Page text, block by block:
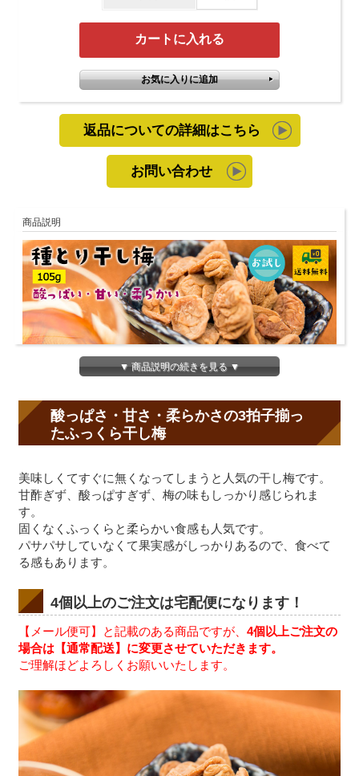
返品についての詳細はこちら
お問い合わせ
商品説明
▼ 商品説明の続きを見る ▼
酸っぱさ・甘さ・柔らかさの3拍子揃っ
たふっくら干し梅
美味しくてすぐに無くなってしまうと人気の干し梅です。
甘酢ぎず、酸っぱすぎず、梅の味もしっかり感じられま
す。
固くなくふっくらと柔らかい食感も人気です。
パサパサしていなくて果実感がしっかりあるので、食べて
る感もあります。
4個以上のご注文は宅配便になります！
【メール便可】と記載のある商品ですが、4個以上ご注文の
場合は【通常配送】に変更させていただきます。
ご理解ほどよろしくお願いいたします。